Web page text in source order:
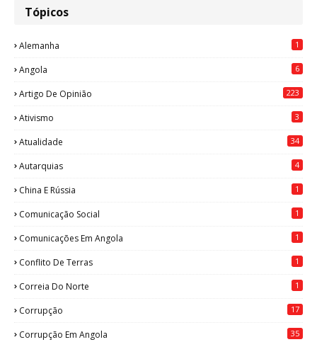
Tópicos
Alemanha 1
Angola 6
Artigo De Opinião 223
Ativismo 3
Atualidade 34
Autarquias 4
China E Rússia 1
Comunicação Social 1
Comunicações Em Angola 1
Conflito De Terras 1
Correia Do Norte 1
Corrupção 17
Corrupção Em Angola 35